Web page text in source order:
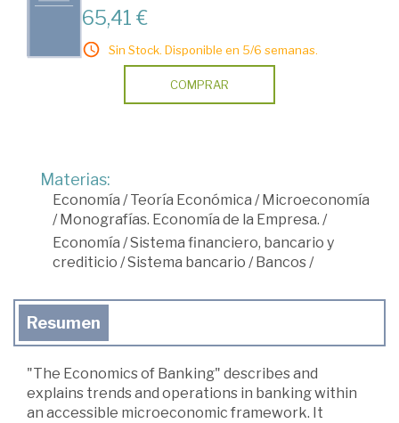
65,41 €
Sin Stock. Disponible en 5/6 semanas.
COMPRAR
Materias:
Economía /Teoría Económica /Microeconomía
/Monografías. Economía de la Empresa. /
Economía /Sistema financiero, bancario y
crediticio /Sistema bancario /Bancos/
Resumen
"The Economics of Banking" describes and
explains trends and operations in banking within
an accessible microeconomic framework. It